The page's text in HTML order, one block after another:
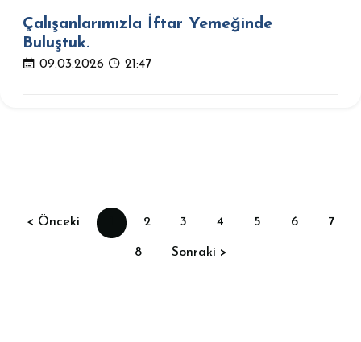
Çalışanlarımızla İftar Yemeğinde
Buluştuk.
09.03.2026 21:47
< Önceki 2 3 4 5 6 7
8 Sonraki >